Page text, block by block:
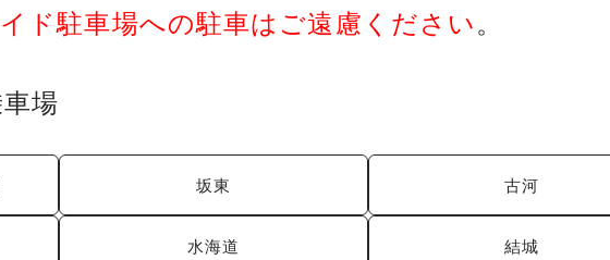
ド駐車場への駐車はご遠慮ください。
場
坂東 古河
水海道 結城